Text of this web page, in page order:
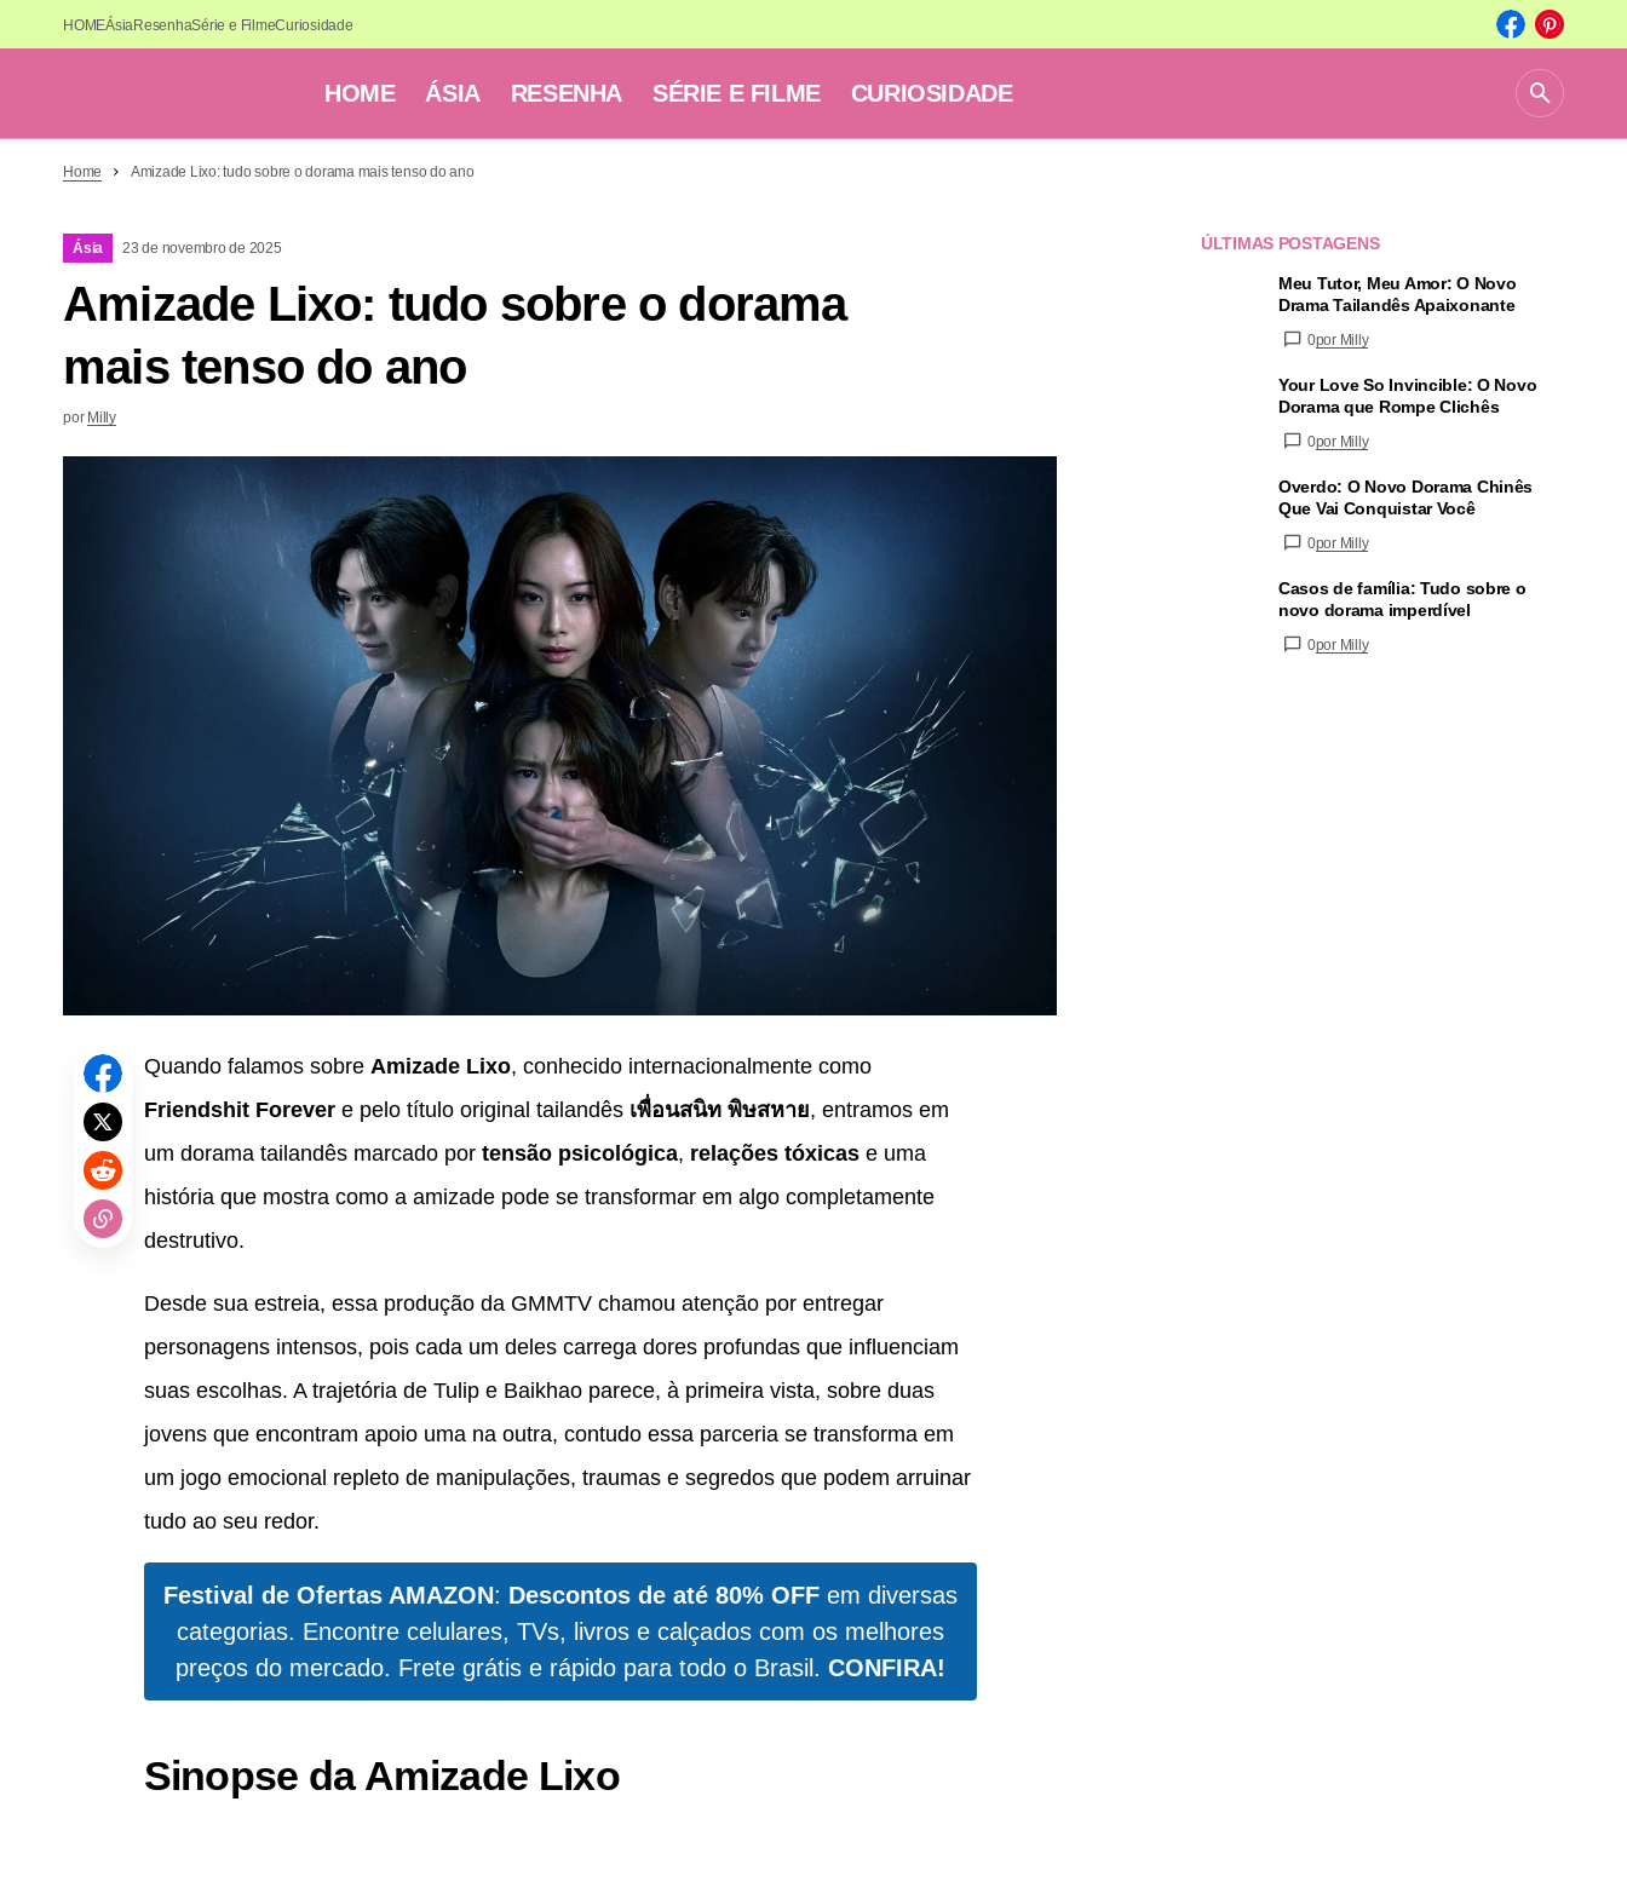
HOMEÁsiaResenhaSérie e FilmeCuriosidade
HOME ÁSIA RESENHA SÉRIE E FILME CURIOSIDADE
Home Amizade Lixo: tudo sobre o dorama mais tenso do ano
Ásia 23 de novembro de 2025
Amizade Lixo: tudo sobre o dorama
mais tenso do ano
por Milly
Quando falamos sobre Amizade Lixo, conhecido internacionalmente como
Friendshit Forevere pelo título original tailandês เพื่อนสนิท พิษสหาย, entramos em
um dorama tailandês marcado por tensão psicológica, relações tóxicase uma
história que mostra como a amizade pode se transformar em algo completamente
destrutivo.
Desde sua estreia, essa produção da GMMTV chamou atenção por entregar
personagens intensos, pois cada um deles carrega dores profundas que influenciam
suas escolhas. A trajetória de Tulip e Baikhao parece, à primeira vista, sobre duas
jovens que encontram apoio uma na outra, contudo essa parceria se transforma em
um jogo emocional repleto de manipulações, traumas e segredos que podem arruinar
tudo ao seu redor.
Festival de Ofertas AMAZON: Descontos de até 80% OFFem diversas
categorias. Encontre celulares, TVs, livros e calçados com os melhores
preços do mercado. Frete grátis e rápido para todo o Brasil. CONFIRA!
Sinopse da Amizade Lixo
ÚLTIMAS POSTAGENS
Meu Tutor, Meu Amor: O Novo
Drama Tailandês Apaixonante
0por Milly
Your Love So Invincible: O Novo
Dorama que Rompe Clichês
0por Milly
Overdo: O Novo Dorama Chinês
Que Vai Conquistar Você
0por Milly
Casos de família: Tudo sobre o
novo dorama imperdível
0por Milly